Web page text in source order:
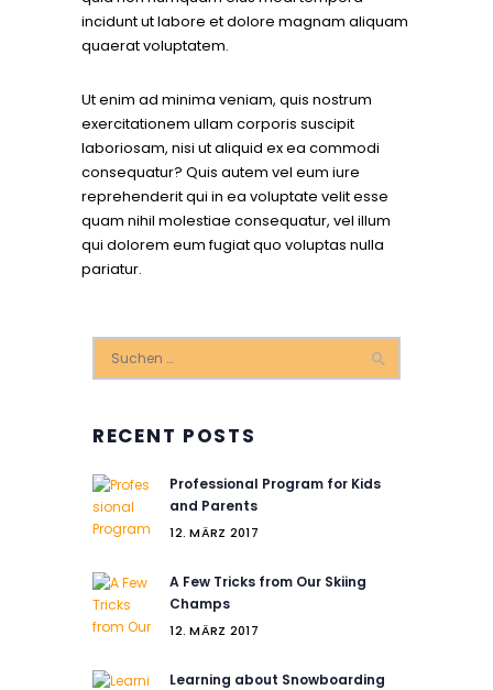
incidunt ut labore et dolore magnam aliquam
quaerat voluptatem.
Ut enim ad minima veniam, quis nostrum
exercitationem ullam corporis suscipit
laboriosam, nisi ut aliquid ex ea commodi
consequatur? Quis autem vel eum iure
reprehenderit qui in ea voluptate velit esse
quam nihil molestiae consequatur, vel illum
qui dolorem eum fugiat quo voluptas nulla
pariatur.
nach:
RECENT POSTS
Professional Program for Kids
and Parents
12. MÄRZ 2017
A Few Tricks from Our Skiing
Champs
12. MÄRZ 2017
Learning about Snowboarding